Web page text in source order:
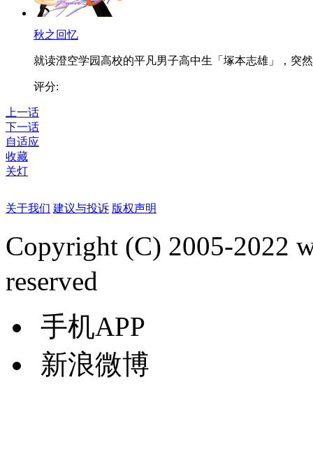
秋之回忆
就读澄空学园高校的平凡男子高中生「塚本志雄」，突
评分:
上一话
下一话
自适应
收藏
关灯
关于我们 建议与投诉 版权声明
Copyright (C) 2005-2022
reserved
手机APP
新浪微博